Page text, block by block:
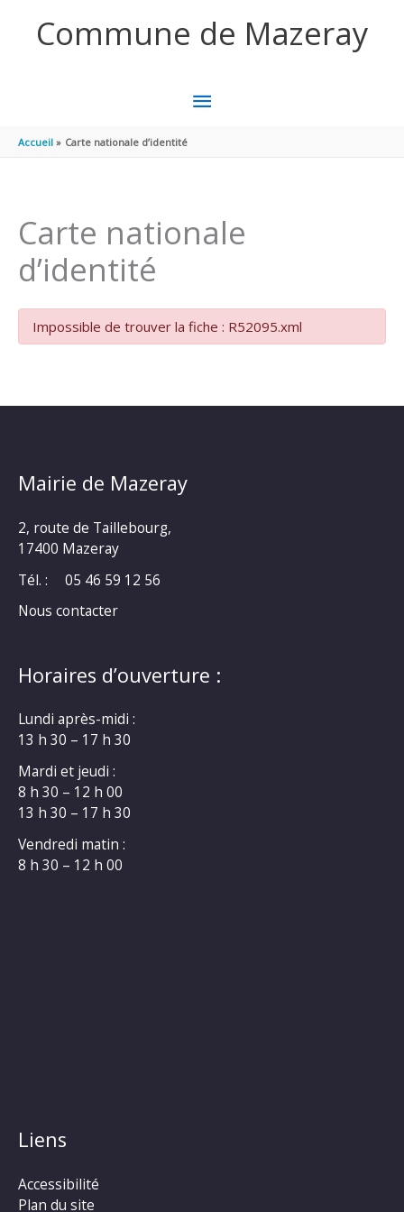
Commune de Mazeray
MENU
Accueil Carte nationale d’identité
Carte nationale
d’identité
Impossible de trouver la fiche : R52095.xml
Mairie de Mazeray
2, route de Taillebourg,
17400 Mazeray
Tél. :
05 46 59 12 56
Nous contacter
Horaires d’ouverture :
Lundi après-midi :
13 h 30 – 17 h 30
Mardi et jeudi :
8 h 30 – 12 h 00
13 h 30 – 17 h 30
Vendredi matin :
8 h 30 – 12 h 00
Liens
Accessibilité
Plan du site